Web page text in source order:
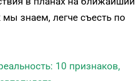
мы знаем, легче съесть по
10 признаков,